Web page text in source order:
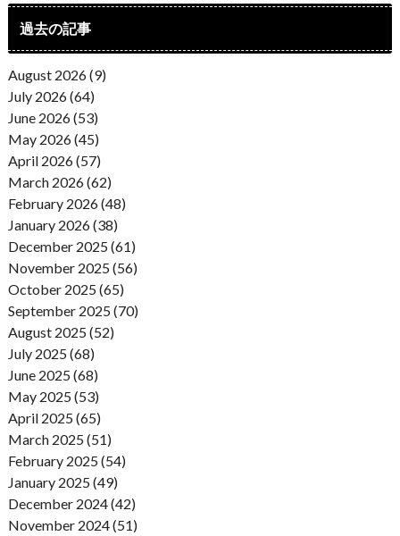
過去の記事
August 2026 (9)
July 2026 (64)
June 2026 (53)
May 2026 (45)
April 2026 (57)
March 2026 (62)
February 2026 (48)
January 2026 (38)
December 2025 (61)
November 2025 (56)
October 2025 (65)
September 2025 (70)
August 2025 (52)
July 2025 (68)
June 2025 (68)
May 2025 (53)
April 2025 (65)
March 2025 (51)
February 2025 (54)
January 2025 (49)
December 2024 (42)
November 2024 (51)